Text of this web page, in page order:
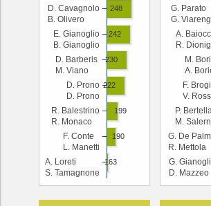
A. Loreti
S. Tamagnone
F. Conte
L. Manetti
R. Balestrino
R. Monaco
D. Prono
D. Prono
D. Barberis
M. Viano
E. Gianoglio
B. Gianoglio
D. Cavagnolo
B. Olivero
163
190
199
222
230
242
248
G.
D. Mazzeo
G. De
R. Mettola
P. Bertella
M.
F. Brogi
V.
M.
A.
A.
R.
G. Parato
G.